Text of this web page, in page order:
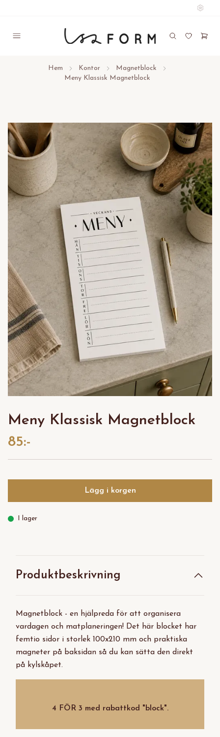
Hem Kontor
Magnetblock
Meny Klassisk Magnetblock
Meny Klassisk Magnetblock
85:-
Lägg i korgen
I lager
Produktbeskrivning
Magnetblock - en hjälpreda för att organisera
vardagen och matplaneringen! Det här blocket har
femtio sidor i storlek 100x210 mm och praktiska
magneter på baksidan så du kan sätta den direkt
på kylskåpet.
4 FÖR 3 med rabattkod "block".